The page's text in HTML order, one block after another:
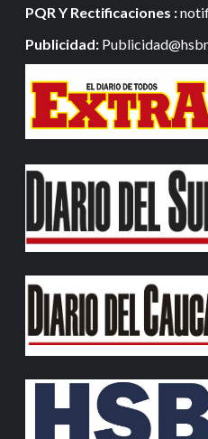
PQR Y Rectificaciones :
Publicidad: